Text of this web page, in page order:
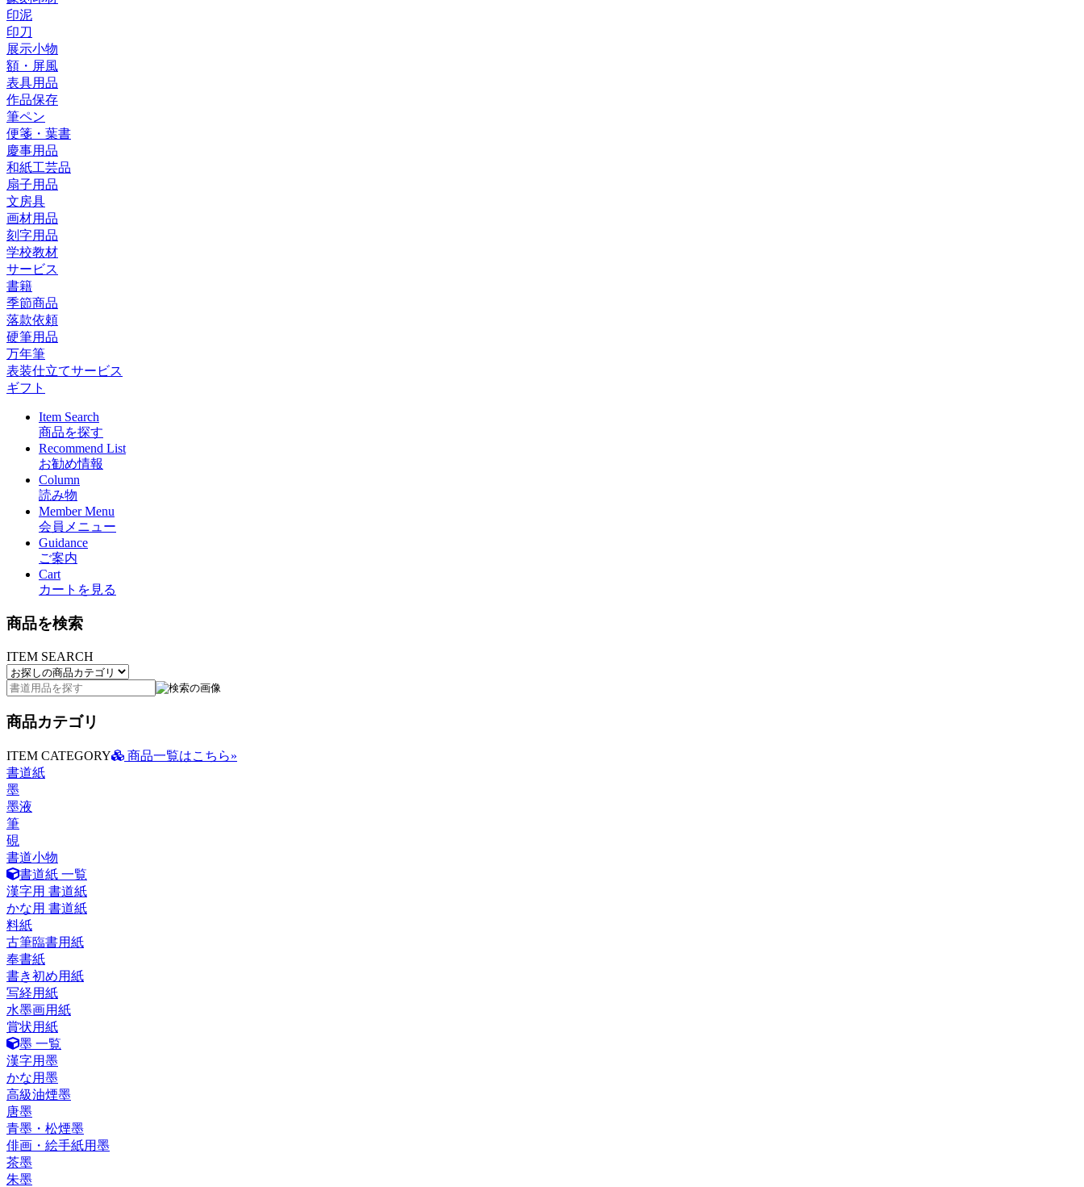
印泥
印刀
展示小物
額・屏風
表具用品
作品保存
筆ペン
便箋・葉書
慶事用品
和紙工芸品
扇子用品
文房具
画材用品
刻字用品
学校教材
サービス
書籍
季節商品
落款依頼
硬筆用品
万年筆
表装仕立てサービス
ギフト
Item Search
商品を探す
Recommend List
お勧め情報
Column
読み物
Member Menu
会員メニュー
Guidance
ご案内
Cart
カートを見る
商品を検索
ITEM SEARCH
商品カテゴリ
ITEM CATEGORY
商品一覧はこちら»
書道紙
墨
墨液
筆
硯
書道小物
書道紙 一覧
漢字用 書道紙
かな用 書道紙
料紙
古筆臨書用紙
奉書紙
書き初め用紙
写経用紙
水墨画用紙
賞状用紙
墨 一覧
漢字用墨
かな用墨
高級油煙墨
唐墨
青墨・松煙墨
俳画・絵手紙用墨
茶墨
朱墨